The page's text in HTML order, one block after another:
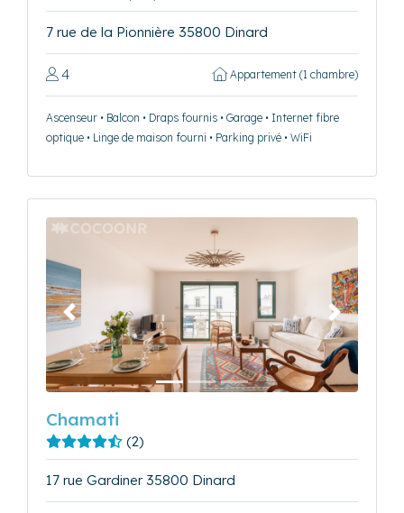
7 rue de la Pionnière 35800 Dinard
4 Appartement (1 chambre)
Ascenseur • Balcon • Draps fournis • Garage • Internet fibre
optique • Linge de maison fourni • Parking privé • WiFi
Précédent Suivant
Chamati
(2)
17 rue Gardiner 35800 Dinard